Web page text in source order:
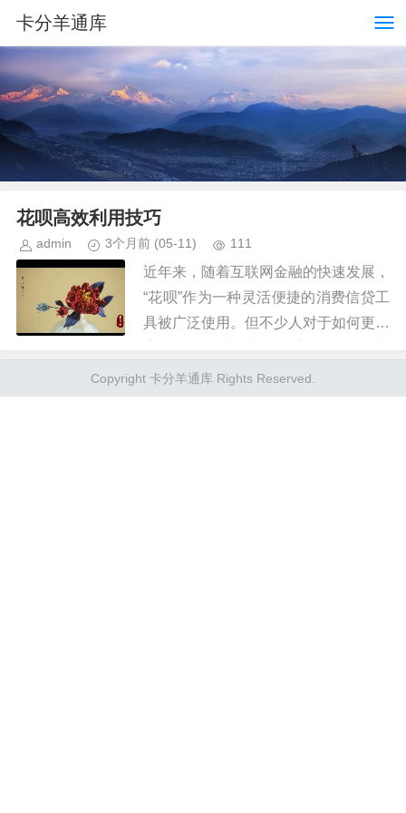
卡分羊通库
花呗高效利用技巧
admin 3个月前 (05-11) 111
近年来，随着互联网金融的快速发展，
“花呗”作为一种灵活便捷的消费信贷工
具被广泛使用。但不少人对于如何更加
际操作的角度出发，探讨一些实用的
“花呗套用技巧”，帮助用户更好...
Copyright 卡分羊通库 Rights Reserved.